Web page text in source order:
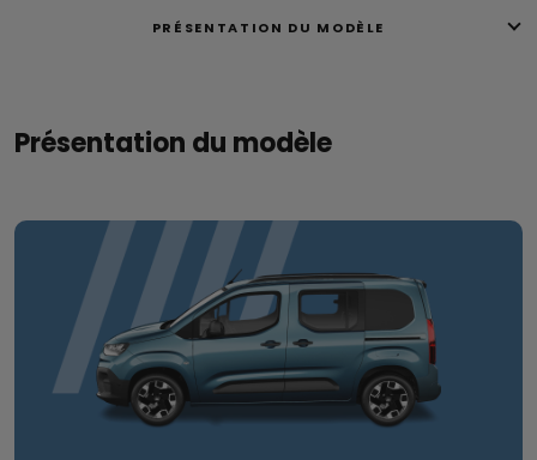
PRÉSENTATION DU MODÈLE
Présentation du modèle